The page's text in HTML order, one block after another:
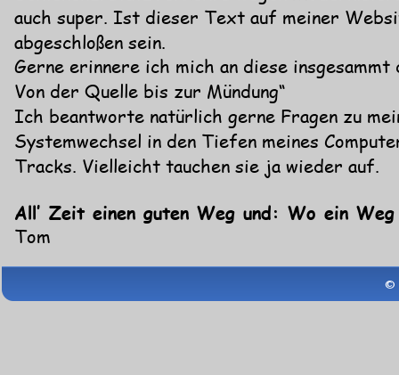
©
auch super. Ist dieser Text auf meiner
abgeschloßen sein.
Gerne erinnere ich mich an diese
Von der Quelle bis zur Mündung“
Ich beantworte natürlich gerne Fragen zu
Systemwechsel in den Tiefen meines
Tracks. Vielleicht tauchen sie ja wieder auf.
All’ Zeit einen guten Weg und: Wo ein
Tom